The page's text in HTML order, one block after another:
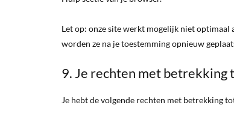
Let op: onze site werkt mogelijk niet
worden ze na je toestemming opnieuw
9. Je rechten met betrekking
Je hebt de volgende rechten met betrekking